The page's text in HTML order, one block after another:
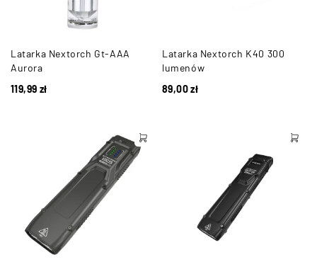
Latarka Nextorch Gt-AAA
Aurora
119,99 zł
Latarka Nextorch K40 300
lumenów
89,00zł